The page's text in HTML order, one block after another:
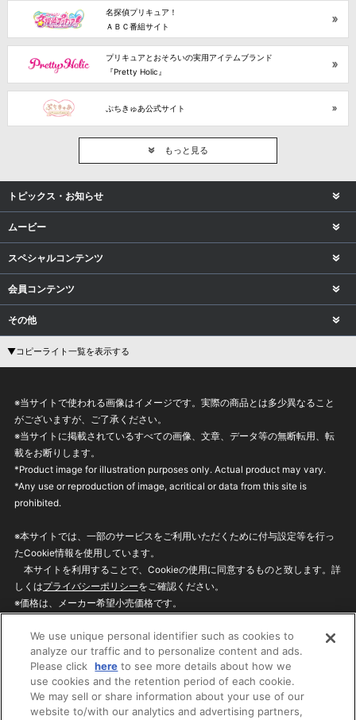
名探偵プリキュア！
ＡＢＣ番組サイト
プリキュアとおそろいの実用アイテムブランド
『Pretty Holic』
ぷちきゅあ公式サイト
もっと見る
トピックス・お知らせ
ムービー
スペシャルコンテンツ
会員コンテンツ
その他
▼コピーライト一覧を表示する
※当サイトで使われる画像はイメージです。実際の商品とは多少異なること
がございますが、ご了承ください。
※当サイトに掲載されているすべての画像、文章、データ等の無断転用、転
載をお断りします。
*Product image for illustration purposes only. Actual product may vary.
*Any use or reproduction of image, acritical or data from this site is
prohibited.
※本サイトでは、一部のサービスをご利用いただくために付与設定等を行っ
たCookie情報を使用しています。
本サイトを利用することで、Cookieの使用に同意するものと致します。詳
しくはプライバシーポリシーをご確認ください。
※価格は、メーカー希望小売価格です。
ざいますのでご了承ください。
privacypolicy
Do Not Sell or Share My
Personal Information
ウェブサイトご利用条件
ソーシャルメディアポリシー
We use unique personal identifier such as cookies to
analyze our traffic and to personalize content and ads.
Please click here to see more details about how we
use cookies and the retention period of each cookie.
We may sell or share information about your use of our
website to/with our analytics and advertising partners,